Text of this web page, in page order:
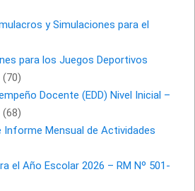
y Simulaciones para el
para los Juegos Deportivos
(70)
Docente (EDD) Nivel Inicial –
(68)
Mensual de Actividades
el Año Escolar 2026 – RM Nº 501-